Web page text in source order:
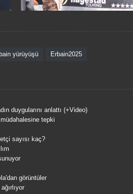
yürüyüşü Erbain2025
duygularını anlattı (+Video)
tepki
sayısı kaç?
görüntüler